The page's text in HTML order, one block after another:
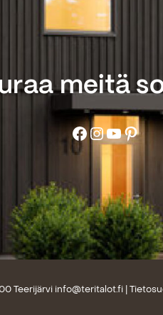
meitä
Facebook
Teerijärvi info@teritalot.fi